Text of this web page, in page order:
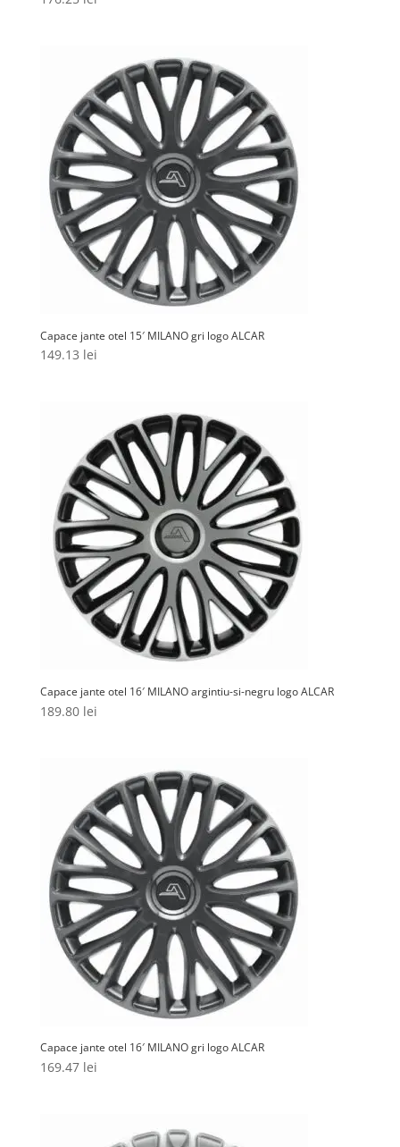
Capace jante otel 15′ MILANO gri logo ALCAR
149.13 lei
Capace jante otel 16′ MILANO argintiu-si-negru logo ALCAR
189.80 lei
Capace jante otel 16′ MILANO gri logo ALCAR
169.47 lei